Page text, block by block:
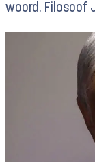
woord. Filosoof